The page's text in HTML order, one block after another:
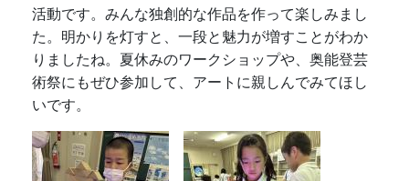
活動です。みんな独創的な作品を作って楽しみまし
た。明かりを灯すと、一段と魅力が増すことがわか
りましたね。夏休みのワークショップや、奥能登芸
術祭にもぜひ参加して、アートに親しんでみてほし
いです。